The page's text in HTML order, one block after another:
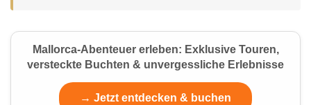
Mallorca-Abenteuer erleben: Exklusive Touren,
versteckte Buchten & unvergessliche Erlebnisse
→ Jetzt entdecken & buchen